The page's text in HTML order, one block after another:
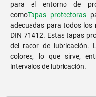
para el entorno de
comoTapas protectoras
adecuadas para todos los
DIN 71412. Estas tapas
del racor de lubricación.
colores, lo que sirve,
intervalos de lubricación.